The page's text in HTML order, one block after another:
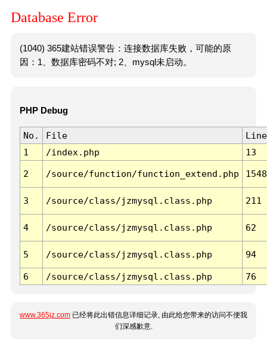
Database Error
(1040) 365建站错误警告：连接数据库失败，可能的原
因：1、数据库密码不对; 2、mysql未启动。
PHP Debug
No. File
Line
1
/index.php 13
2 /source/function/function_extend.php 1548
3 /source/class/jzmysql.class.php 211
4 /source/class/jzmysql.class.php 62
5 /source/class/jzmysql.class.php 94
6 /source/class/jzmysql.class.php 76
www.365jz.com 已经将此出错信息详细记录, 由此给您带来的访问不便我
们深感歉意.